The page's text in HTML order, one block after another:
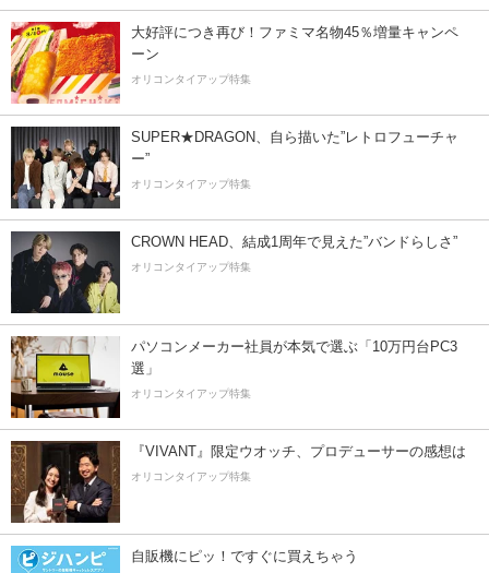
大好評につき再び！ファミマ名物45％増量キャンペ
ーン
オリコンタイアップ特集
SUPER★DRAGON、自ら描いた”レトロフューチャ
ー”
オリコンタイアップ特集
CROWN HEAD、結成1周年で見えた”バンドらしさ”
オリコンタイアップ特集
パソコンメーカー社員が本気で選ぶ「10万円台PC3
選」
オリコンタイアップ特集
『VIVANT』限定ウオッチ、プロデューサーの感想は
オリコンタイアップ特集
自販機にピッ！ですぐに買えちゃう